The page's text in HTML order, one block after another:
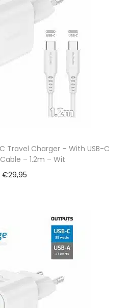
Travel Charger – With USB-C
– 1.2m – Wit
€29,95